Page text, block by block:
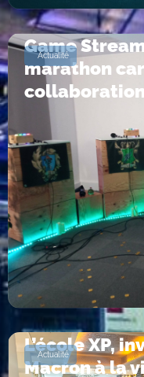
Game
marathon
collaboration
Actualité
L’école XP,
Macron à la
Actualité